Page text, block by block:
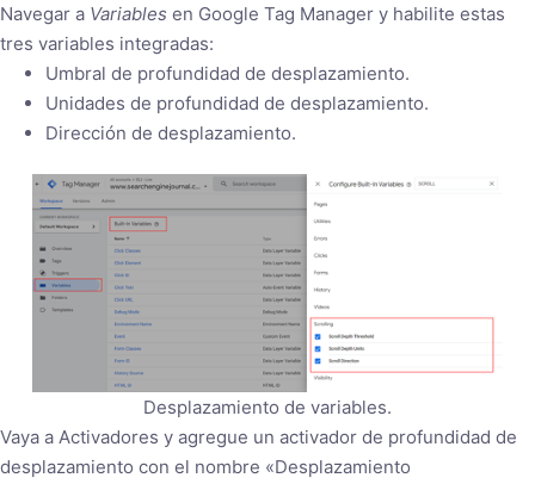
Navegar a Variables en Google Tag Manager y habilite estas
tres variables integradas:
Umbral de profundidad de desplazamiento.
Unidades de profundidad de desplazamiento.
Dirección de desplazamiento.
Desplazamiento de variables.
Vaya a Activadores y agregue un activador de profundidad de
desplazamiento con el nombre «Desplazamiento